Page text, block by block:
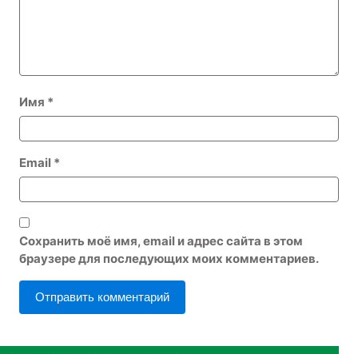
Имя *
Email *
Сохранить моё имя, email и адрес сайта в этом
браузере для последующих моих комментариев.